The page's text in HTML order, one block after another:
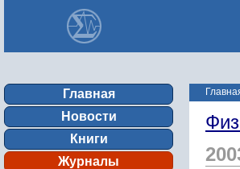
Главная
Новости
Книги
Журналы